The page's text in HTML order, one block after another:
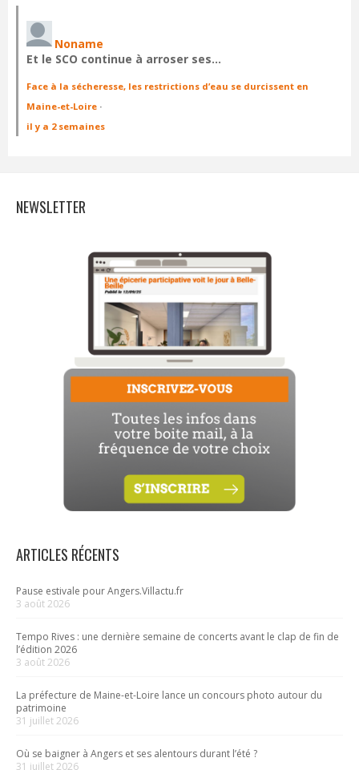
Noname
Et le SCO continue à arroser ses…
Face à la sécheresse, les restrictions d’eau se durcissent en
Maine-et-Loire ·
il y a 2 semaines
NEWSLETTER
ARTICLES RÉCENTS
Pause estivale pour Angers.Villactu.fr
3 août 2026
Tempo Rives : une dernière semaine de concerts avant le clap de fin de
l’édition 2026
3 août 2026
La préfecture de Maine-et-Loire lance un concours photo autour du
patrimoine
31 juillet 2026
Où se baigner à Angers et ses alentours durant l’été ?
31 juillet 2026